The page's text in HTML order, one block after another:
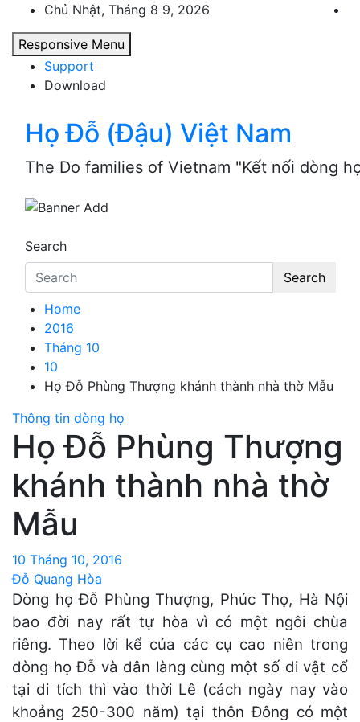
content
Chủ Nhật, Tháng 8 9, 2026
Responsive Menu
Support
Download
Họ Đỗ (Đậu) Việt Nam
The Do families of Vietnam "Kết nối dòng
Search
Search
Home
2016
Tháng 10
10
Họ Đỗ Phùng Thượng khánh thành nhà thờ Mẫu
Thông tin dòng họ
Họ Đỗ Phùng Thượng
khánh thành nhà thờ
Mẫu
10 Tháng 10, 2016
Đỗ Quang Hòa
Dòng họ Đỗ Phùng Thượng, Phúc Thọ, Hà Nội
bao đời nay rất tự hòa vì có một ngôi chùa
riêng. Theo lời kể của các cụ cao niên trong
dòng họ Đỗ và dân làng cùng một số di vật cổ
tại di tích thì vào thời Lê (cách ngày nay vào
khoảng 250-300 năm) tại thôn Đông có một